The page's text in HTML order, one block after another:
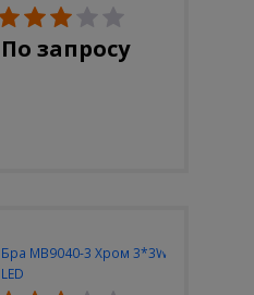
30W-6500K-M
По запросу
Бра MB9040-3 Хром 3*3W
LED